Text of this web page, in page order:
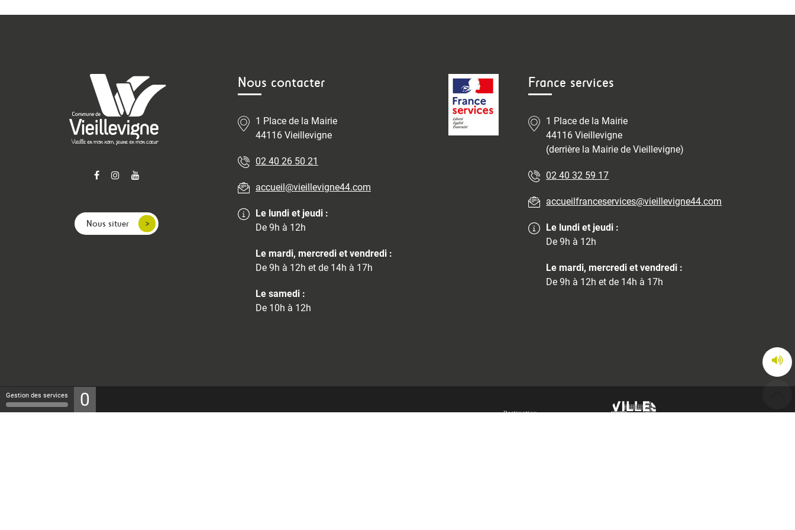
Nous situer
Nous contacter
1 Place de la Mairie
44116 Vieillevigne
02 40 26 50 21
accueil@vieillevigne44.com
Le lundi et jeudi :
De 9h à 12h
Le mardi, mercredi et vendredi :
De 9h à 12h et de 14h à 17h
Le samedi :
De 10h à 12h
France services
1 Place de la Mairie
44116 Vieillevigne
(derrière la Mairie de Vieillevigne)
02 40 32 59 17
accueilfranceservices@vieillevigne44.com
Le lundi et jeudi :
De 9h à 12h
Le mardi, mercredi et vendredi :
De 9h à 12h et de 14h à 17h
Gestion des services 0